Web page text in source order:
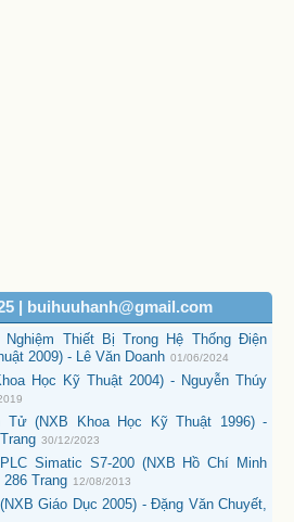
| buihuuhanh@gmail.com
Thiết Bị Trong Hệ Thống Điện
2009) - Lê Văn Doanh 01/06/2024
Học Kỹ Thuật 2004) - Nguyễn Thúy
(NXB Khoa Học Kỹ Thuật 1996) -
30/12/2023
Simatic S7-200 (NXB Hồ Chí Minh
Trang 12/08/2013
Giáo Dục 2005) - Đặng Văn Chuyết,